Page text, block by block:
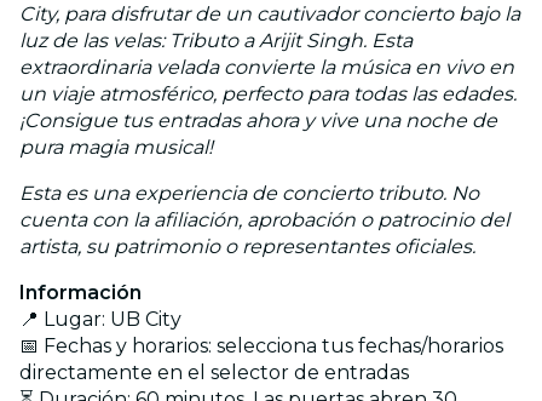
City, para disfrutar de un cautivador concierto bajo la
luz de las velas: Tributo a Arijit Singh. Esta
extraordinaria velada convierte la música en vivo en
un viaje atmosférico, perfecto para todas las edades.
¡Consigue tus entradas ahora y vive una noche de
pura magia musical!
Esta es una experiencia de concierto tributo. No
cuenta con la afiliación, aprobación o patrocinio del
artista, su patrimonio o representantes oficiales.
Información
📍 Lugar: UB City
📅 Fechas y horarios: selecciona tus fechas/horarios
directamente en el selector de entradas